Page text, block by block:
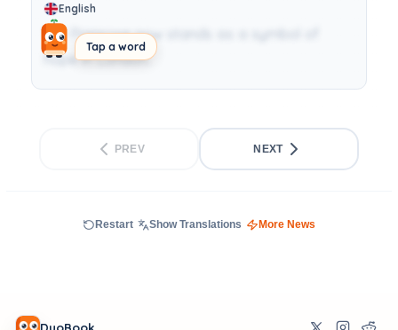
Tap a word
English
130 Primrose now stands as a symbol of
hope in London.
PREV NEXT
Restart Show Translations More News